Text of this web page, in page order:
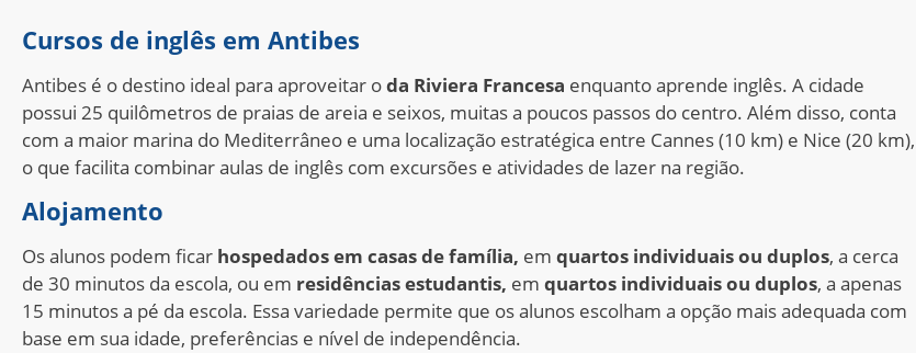
Cursos de inglês em Antibes
Antibes é o destino ideal para aproveitar oda Riviera Francesa enquanto aprende inglês. A cidade
possui 25 quilômetros de praias de areia e seixos, muitas a poucos passos do centro. Além disso, conta
com a maior marina do Mediterrâneo e uma localização estratégica entre Cannes (10 km) e Nice (20 km),
o que facilita combinar aulas de inglês com excursões e atividades de lazer na região.
Alojamento
Os alunos podem ficar hospedados em casas de família, em quartos individuais ou duplos, a cerca
de 30 minutos da escola, ou em residências estudantis, em quartos individuais ou duplos, a apenas
15 minutos a pé da escola. Essa variedade permite que os alunos escolham a opção mais adequada com
base em sua idade, preferências e nível de independência.